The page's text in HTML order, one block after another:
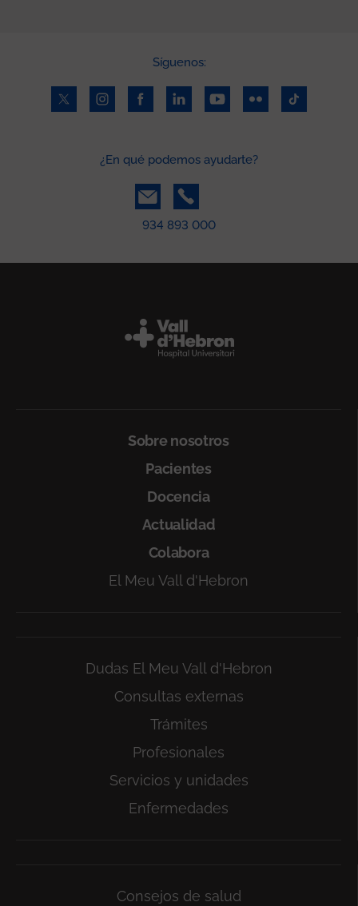
Síguenos:
¿En qué podemos ayudarte?
934 893 000
Sobre nosotros
Pacientes
Docencia
Actualidad
Colabora
El Meu Vall d'Hebron
Dudas El Meu Vall d'Hebron
Consultas externas
Trámites
Profesionales
Servicios y unidades
Enfermedades
Consejos de salud